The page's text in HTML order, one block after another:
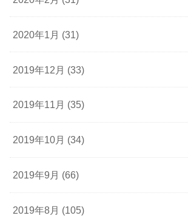
2020年1月 (31)
2019年12月 (33)
2019年11月 (35)
2019年10月 (34)
2019年9月 (66)
2019年8月 (105)